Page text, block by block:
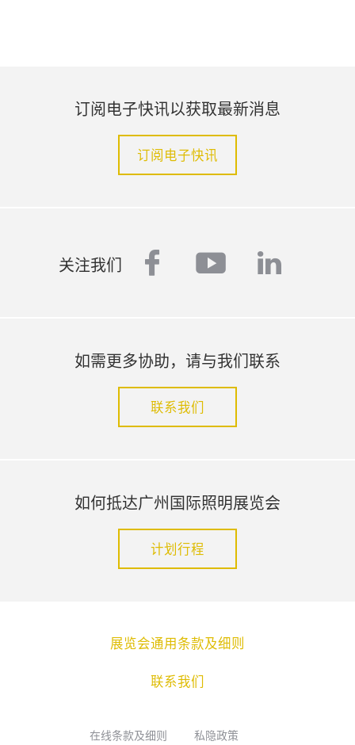
订阅电子快讯以获取最新消息
订阅电子快讯
关注我们 facebook
youtube
如需更多协助，请与我们联系
联系我们
如何抵达广州国际照明展览会
计划行程
展览会通用条款及细则
联系我们
在线条款及细则 私隐政策